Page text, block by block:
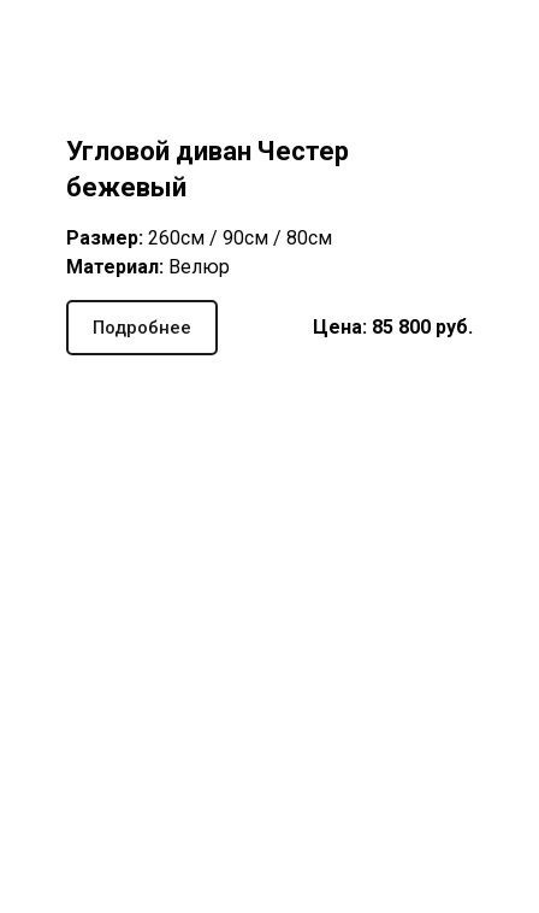
Угловой диван Честер
бежевый
Размер: 260см / 90см / 80см
Материал: Велюр
Подробнее Цена: 85 800 руб.